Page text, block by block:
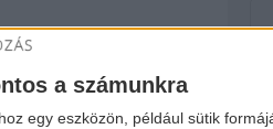
a számunkra
egy eszközön, például sütik